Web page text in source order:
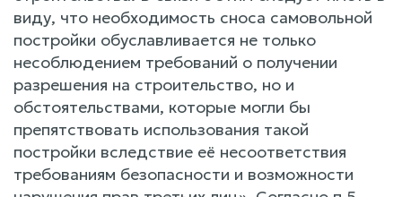
виду, что необходимость сноса самовольной
постройки обуславливается не только
несоблюдением требований о получении
разрешения на строительство, но и
обстоятельствами, которые могли бы
препятствовать использования такой
постройки вследствие её несоответствия
требованиям безопасности и возможности